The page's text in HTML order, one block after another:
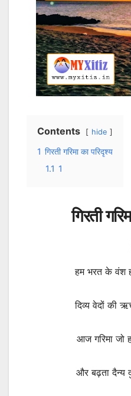
Contents hide
1 गिरती गरिमा का परिदृश्य
1.1 1
गिरती
हम भरत के वंश
दिव्य वेदों की
आज गरिमा जो
और बढ़ता दैन्य